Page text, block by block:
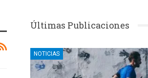
Últimas Publicaciones
NOTICIAS